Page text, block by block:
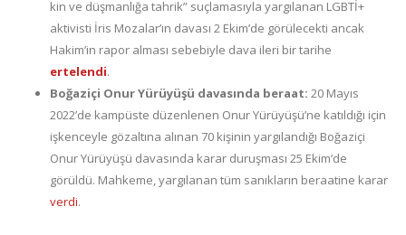
kin ve düşmanlığa tahrik” suçlamasıyla yargılanan LGBTİ+
aktivisti İris Mozalar’ın davası 2 Ekim’de görülecekti ancak
Hakim’in rapor alması sebebiyle dava ileri bir tarihe
ertelendi.
Boğaziçi Onur Yürüyüşü davasında beraat: 20 Mayıs
2022’de kampüste düzenlenen Onur Yürüyüşü’ne katıldığı için
işkenceyle gözaltına alınan 70 kişinin yargılandığı Boğaziçi
Onur Yürüyüşü davasında karar duruşması 25 Ekim’de
görüldü. Mahkeme, yargılanan tüm sanıkların beraatine karar
verdi.